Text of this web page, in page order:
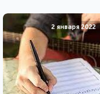
2 января 2022